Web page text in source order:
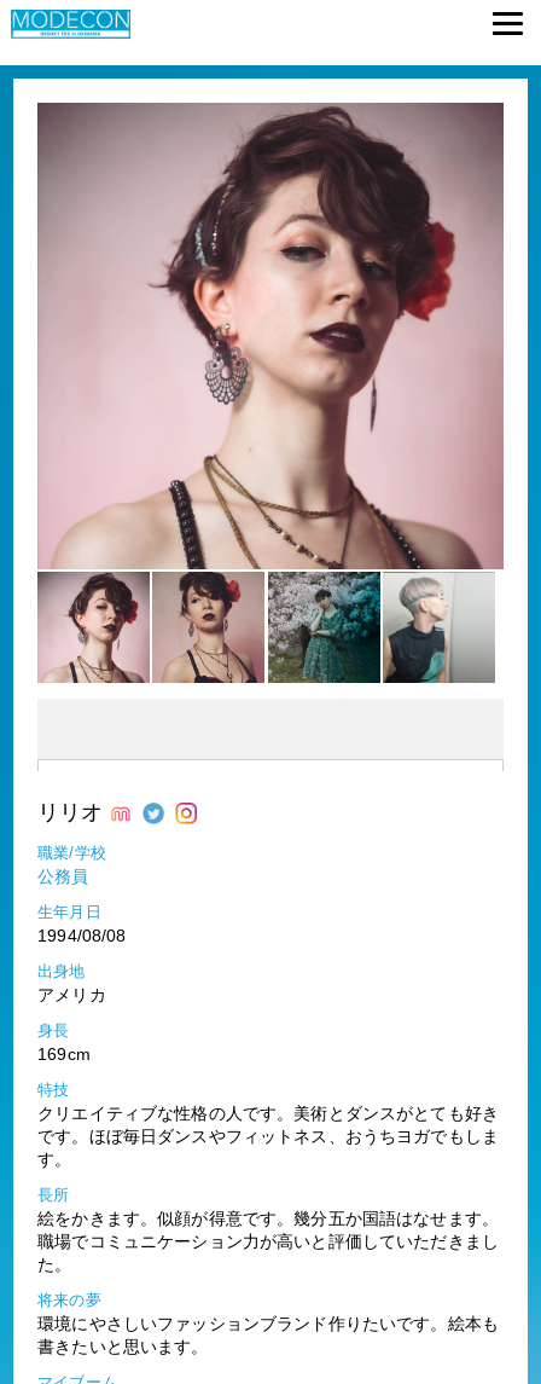
リリオ
職業/学校
公務員
生年月日
1994/08/08
出身地
アメリカ
身長
169cm
特技
クリエイティブな性格の人です。美術とダンスがとても好き
です。ほぼ毎日ダンスやフィットネス、おうちヨガでもしま
す。
長所
絵をかきます。似顔が得意です。幾分五か国語はなせます。
職場でコミュニケーション力が高いと評価していただきまし
た。
将来の夢
環境にやさしいファッションブランド作りたいです。絵本も
書きたいと思います。